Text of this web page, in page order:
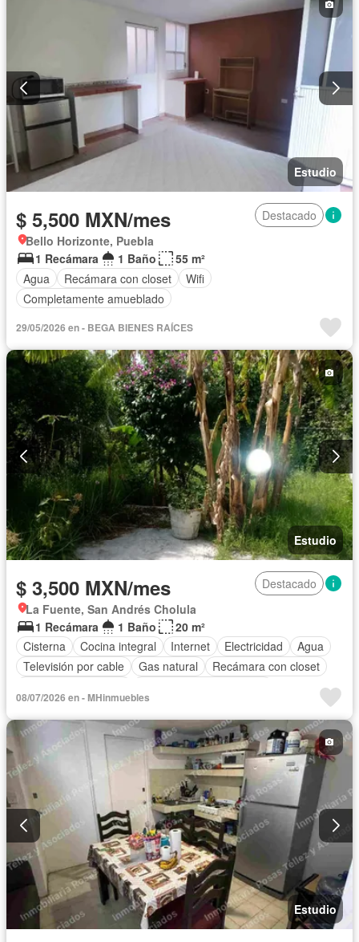
Estudio
$ 5,500 MXN/mes
Destacado
Bello Horizonte, Puebla
1 Recámara
1 Baño
55 m²
Agua
Recámara con closet
Wifi
Completamente amueblado
29/05/2026 en - BEGA BIENES RAÍCES
Estudio
$ 3,500 MXN/mes
Destacado
La Fuente, San Andrés Cholula
1 Recámara
1 Baño
20 m²
Cisterna
Cocina integral Internet Electricidad
Agua
Televisión por cable
Gas natural
Recámara con closet
08/07/2026 en - MHinmuebles
Estudio